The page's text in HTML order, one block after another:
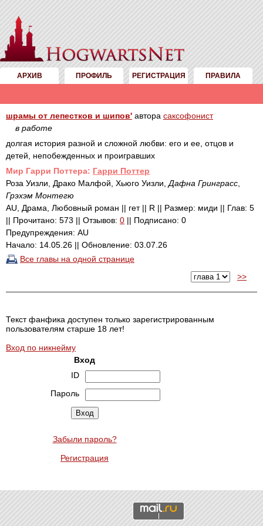
АРХИВ ПРОФИЛЬ РЕГИСТРАЦИЯ ПРАВИЛА
шрамы от лепестков и шипов' автора саксофонист
в работе
долгая история разной и сложной любви: его и ее, отцов и
детей, непобежденных и проигравших
Mир Гарри Поттера: Гарри Поттер
Роза Уизли, Драко Малфой, Хьюго Уизли, Дафна Гринграсс
Грэхэм Монтегю
AU, Драма, Любовный роман || гет || R || Размер: миди || Глав: 5
|| Прочитано: 573 || Отзывов: 0 || Подписано: 0
Предупреждения: AU
Начало: 14.05.26 || Обновление: 03.07.26
Все главы на одной странице
>>
Текст фанфика доступен только зарегистрированным
пользователям старше 18 лет!
Вход по никнейму
Вход
ID
Пароль
Забыли пароль?
Регистрация